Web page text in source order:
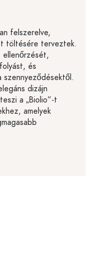
felszerelve,
töltésére terveztek.
ellenőrzését,
és
dizájn
a „Biolio”-t
amelyek